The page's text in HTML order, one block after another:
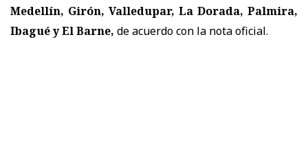
Medellín, Girón, Valledupar, La Dorada, Palmira,
Ibagué y El Barne, de acuerdo con la nota oficial.